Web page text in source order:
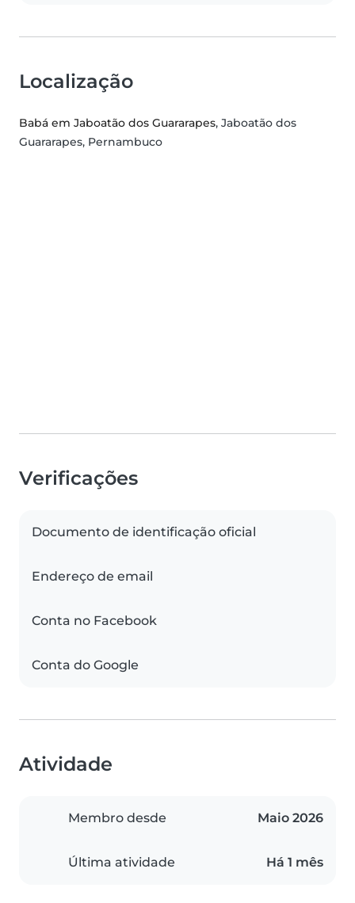
Localização
Babá em Jaboatão dos Guararapes, Jaboatão dos
Guararapes, Pernambuco
Verificações
Documento de identificação oficial
Endereço de email
Conta no Facebook
Conta do Google
Atividade
Membro desde Maio 2026
Última atividade Há 1 mês